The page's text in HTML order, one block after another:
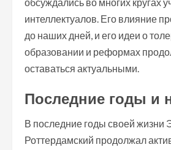
интеллектуалов. Его влияние
до наших дней, и его идеи о
образовании и реформах
оставаться актуальными.
Последние годы и
В последние годы своей жизни
Роттердамский продолжал